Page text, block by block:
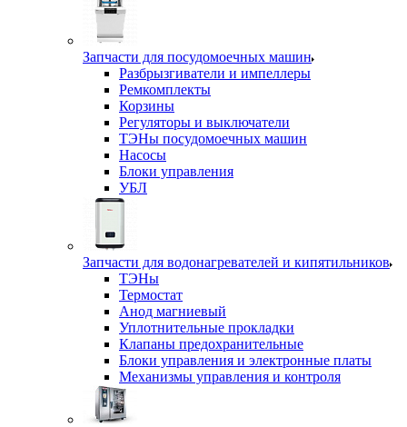
Запчасти для посудомоечных машин
Разбрызгиватели и импеллеры
Ремкомплекты
Корзины
Регуляторы и выключатели
ТЭНы посудомоечных машин
Насосы
Блоки управления
УБЛ
Запчасти для водонагревателей и кипятильников
ТЭНы
Термостат
Анод магниевый
Уплотнительные прокладки
Клапаны предохранительные
Блоки управления и электронные платы
Механизмы управления и контроля